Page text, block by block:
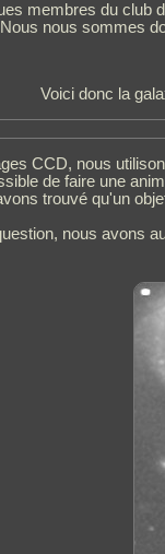
membres du
nous sommes
Voici donc la
CCD, nous
de faire une
trouvé qu'un
nous avons